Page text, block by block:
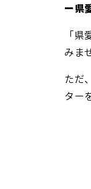
ー県
「
みま
ただ
ター